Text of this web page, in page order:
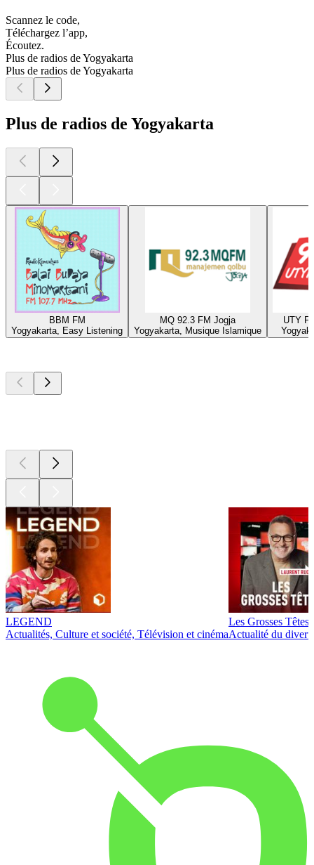
Scannez le code,
Téléchargez l’app,
Écoutez.
Plus de radios de Yogyakarta
Plus de radios de Yogyakarta
Plus de radios de Yogyakarta
BBM FM
Yogyakarta, Easy Listening
MQ 92.3 FM Jogja
Yogyakarta, Musique Islamique
UTY
LEGEND
Actualités, Culture et société, Télévision et cinéma
Les Grosses Têtes
Actualité du